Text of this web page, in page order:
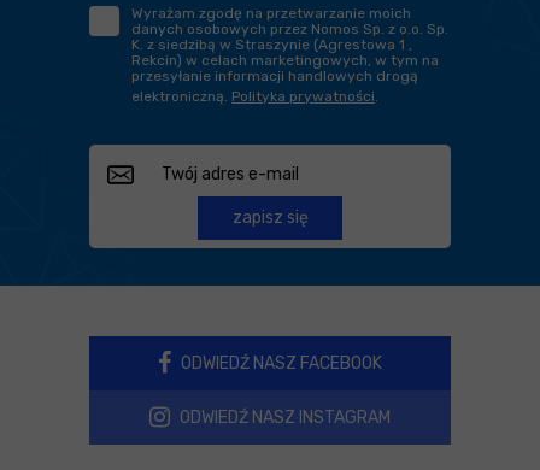
Wyrażam zgodę na przetwarzanie moich
danych osobowych przez Nomos Sp. z o.o. Sp.
K. z siedzibą w Straszynie (Agrestowa 1 ,
Rekcin) w celach marketingowych, w tym na
przesyłanie informacji handlowych drogą
elektroniczną. Polityka prywatności
zapisz się
ODWIEDŹ NASZ FACEBOOK
ODWIEDŹ NASZ INSTAGRAM